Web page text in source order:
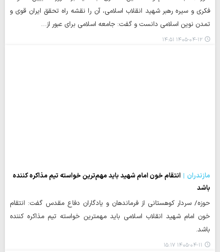
فکری و سیره رهبر شهید انقلاب اسلامی، آن را نقشه راه تحقق ایران قوی و
تمدن نوین اسلامی دانست و گفت: جامعه اسلامی برای عبور از…
۱۴۰۵-۰۴-۱۲ ۱۴:۵۱
مازندران
انتقام خون امام شهید باید مهم‌ترین خواسته تیم مذاکره کننده
باشد
حوزه/ سردار کوهستانی از فرماندهان و یادگاران دفاع مقدس گفت: انتقام
خون امام شهید انقلاب اسلامی باید مهمترین خواسته تیم مذاکره کننده
باشد.
۱۴۰۵-۰۴-۱۱ ۱۵:۱۷